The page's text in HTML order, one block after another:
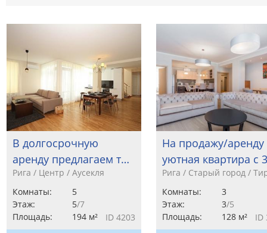
В долгосрочную
аренду предлагаем т…
Рига / Центр / Аусекля
Комнаты:
5
Этаж:
5/7
Площадь:
194 м² ID 4203
На продажу/аренду
уютная квартира с
Рига / Старый город /
Комнаты:
3
Этаж:
3/5
Площадь:
128 м² ID